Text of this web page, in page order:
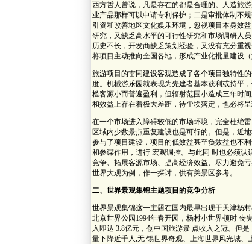
西方哲人曾说，凡是存在的都是合理的。人造旅
业产品那样可以申请专利保护；二是审批体制不
引资和改善地区文化娱乐环境，忽视项目本身效
研究，又缺乏高水平的可行性研究和市场调研人
历史不长，开发商缺乏策划经验，又没有充分重
将项目主动推向全国各地，形成产业化批量建设
旅游项目的雷同建设客观造成了各个项目独特性
度。机械游乐园就表现为先建者基本获利或持平
槛客源小而普遍盈利，但辐射范围小造成三年时
和效益上存在着极大差距，待尘埃落定，也必将
在一个市场进入障碍较低的市场环境，完全杜绝
区域内少数景点重复建设也是可行的。但是，近
参与了项目建设，项目的低效益甚至负效益也不
和参谋作用，进行 宏观调控。与此同 时也必须
竞争、拓展客源市场、提高经济效益、尽力避免
世界大观为例，作一探讨，供有关景区参考。
二、世界景观集锦主题项目的竞争分析
世界景观集锦这一主题在国内最早出现于天津杨
北京世界公园1994年春开园，杨村小世界顿时 丧
入即达 3.8亿元，创中国旅游景 点收入之冠。但
量下降近千人,无 锡世界奇观、上海世界风光城、